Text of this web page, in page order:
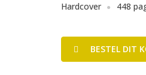
Hardcover 448
BESTEL DIT